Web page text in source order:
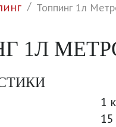
Топпинг 1л
1Л
1